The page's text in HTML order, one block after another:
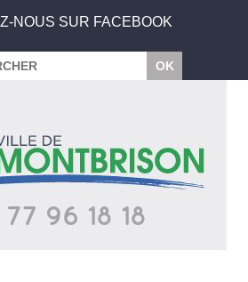
NOUS SUR FACEBOOK